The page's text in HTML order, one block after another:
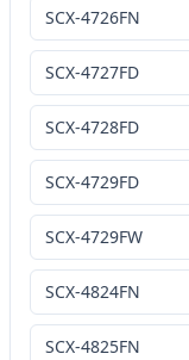
SCX-4726FN
SCX-4727FD
SCX-4728FD
SCX-4729FD
SCX-4729FW
SCX-4824FN
SCX-4825FN